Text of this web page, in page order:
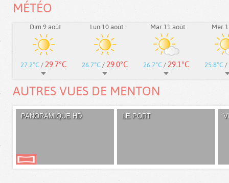
MÉTÉO
Dim 9 août
27.2°C / 29.7°C
Lun 10 août
26.7°C / 29.0°C
Mar 11 août
26.7°C / 29.1°C
Mer
25.8°C /
AUTRES VUES DE MENTON
PANORAMIQUE HD LE PORT